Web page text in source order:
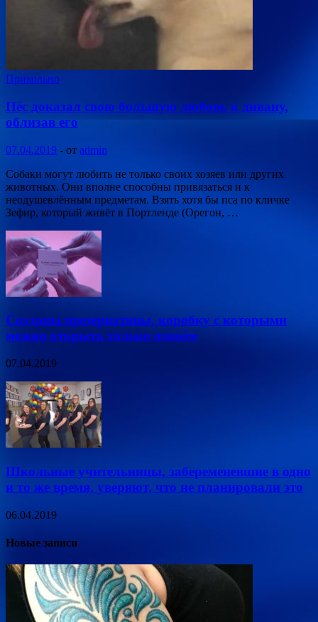
Прикольно
Пёс доказал свою большую любовь к дивану,
облизав его
07.04.2019 - от admin
Собаки могут любить не только своих хозяев или других
животных. Они вполне способны привязаться и к
неодушевлённым предметам. Взять хотя бы пса по кличке
Зефир, который живёт в Портленде (Орегон, …
Созданы презервативы, коробку с которыми
можно открыть только вдвоём
07.04.2019
Школьные учительницы, забеременевшие в одно
и то же время, уверяют, что не планировали это
06.04.2019
Новые записи